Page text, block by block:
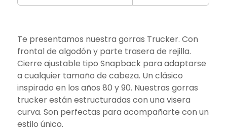
Te presentamos nuestra gorras Trucker. Con
frontal de algodón y parte trasera de rejilla.
Cierre ajustable tipo Snapback para adaptarse
a cualquier tamaño de cabeza. Un clásico
inspirado en los años 80 y 90. Nuestras gorras
trucker están estructuradas con una visera
curva. Son perfectas para acompañarte con un
estilo único.